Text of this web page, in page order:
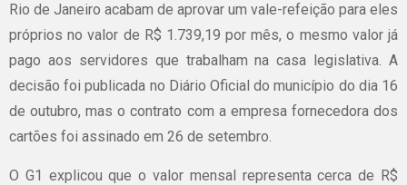
Rio de Janeiro acabam de aprovar um vale-refeição para eles
próprios no valor de R$ 1.739,19 por mês, o mesmo valor já
pago aos servidores que trabalham na casa legislativa. A
decisão foi publicada no Diário Oficial do município do dia 16
de outubro, mas o contrato com a empresa fornecedora dos
cartões foi assinado em 26 de setembro.
O G1 explicou que o valor mensal representa cerca de R$